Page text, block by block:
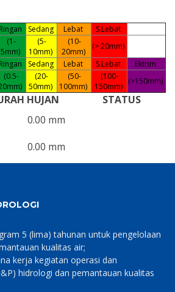
Ringan Sedang Lebat
S.Lebat
(1-
5mm)
(5-
10mm)
(10-
20mm)
(> 20mm)
Ringan Sedang Lebat S.Lebat
Ektrim
(0.5-
(20-
50mm)
(50-
100mm)
(100-
150mm)
(>150mm)
HUJAN
STATUS
0.00 mm
0.00 mm
5 (lima) tahunan untuk pengelolaan
kualitas air;
kerja kegiatan operasi dan
hidrologi dan pemantauan kualitas